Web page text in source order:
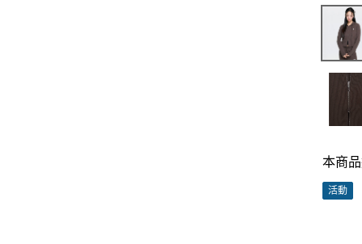
本商
活動